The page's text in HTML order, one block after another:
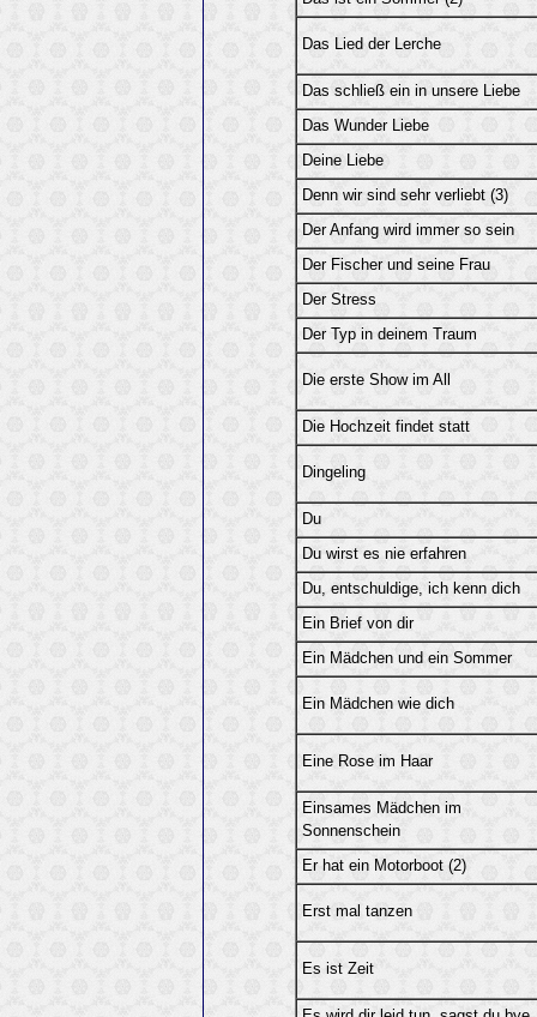
Das Lied der Lerche
Das schließ ein in unsere Liebe
Das Wunder Liebe
Deine Liebe
Denn wir sind sehr verliebt (3)
Der Anfang wird immer so sein
Der Fischer und seine Frau
Der Stress
Der Typ in deinem Traum
Die erste Show im All
Die Hochzeit findet statt
Dingeling
Du
Du wirst es nie erfahren
Du, entschuldige, ich kenn dich
Ein Brief von dir
Ein Mädchen und ein Sommer
Ein Mädchen wie dich
Eine Rose im Haar
Einsames Mädchen im
Sonnenschein
Er hat ein Motorboot (2)
Erst mal tanzen
Es ist Zeit